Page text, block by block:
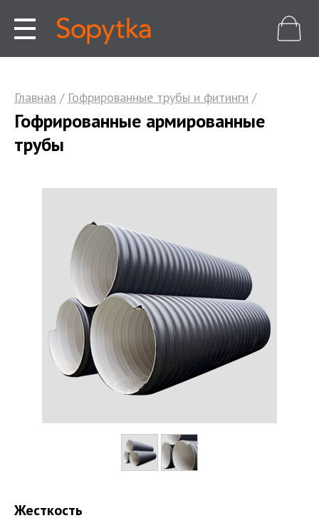
Главная / Гофрированные трубы и фитинги /
Гофрированные армированные
трубы
Жесткость